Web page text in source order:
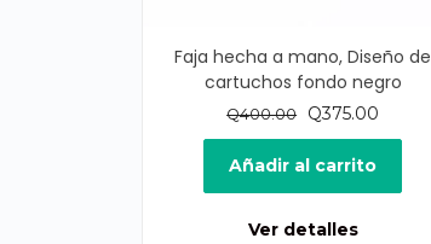
Faja hecha a mano, Diseño de
cartuchos fondo negro
Q400.00
El
precio
original
era:
Q375.00
precio
es:
Añadir al carrito
Ver detalles